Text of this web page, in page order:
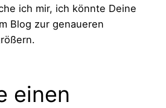
ich mir, ich könnte Deine
Blog zur genaueren
einen